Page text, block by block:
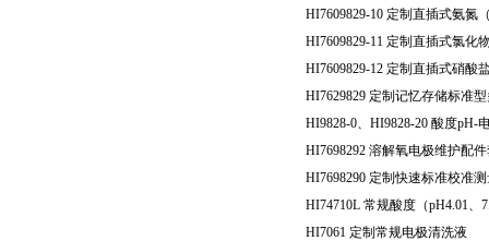
HI7609829-10 定制直插式氨氮
HI7609829-11 定制直插式氯化
HI7609829-12 定制直插式硝酸
HI7629829 定制记忆存储标准
HI9828-0
HI9828-20 酸度pH-
HI7698292 溶解氧电极维护配
HI7698290 定制快速标准校准
HI74710L 常规酸度（pH4.01
HI7061 定制常规电极清洗液